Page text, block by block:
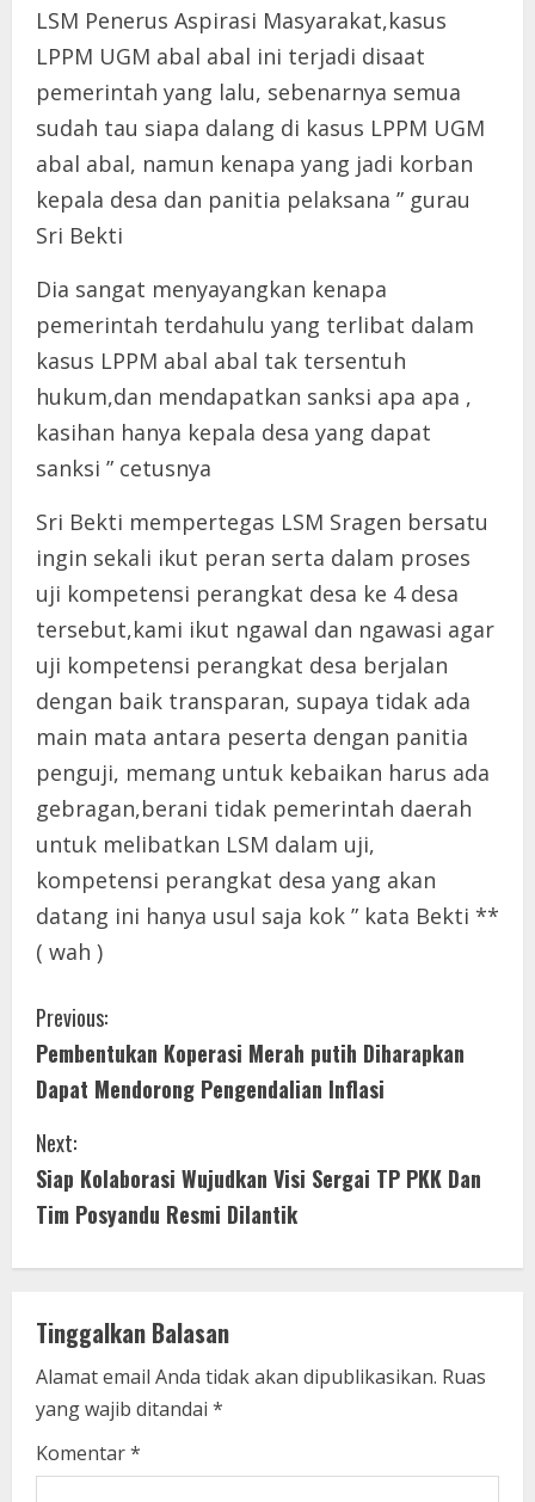
LSM Penerus Aspirasi Masyarakat,kasus
LPPM UGM abal abal ini terjadi disaat
pemerintah yang lalu, sebenarnya semua
sudah tau siapa dalang di kasus LPPM UGM
abal abal, namun kenapa yang jadi korban
kepala desa dan panitia pelaksana ” gurau
Sri Bekti
Dia sangat menyayangkan kenapa
pemerintah terdahulu yang terlibat dalam
kasus LPPM abal abal tak tersentuh
hukum,dan mendapatkan sanksi apa apa ,
kasihan hanya kepala desa yang dapat
sanksi ” cetusnya
Sri Bekti mempertegas LSM Sragen bersatu
ingin sekali ikut peran serta dalam proses
uji kompetensi perangkat desa ke 4 desa
tersebut,kami ikut ngawal dan ngawasi agar
uji kompetensi perangkat desa berjalan
dengan baik transparan, supaya tidak ada
main mata antara peserta dengan panitia
penguji, memang untuk kebaikan harus ada
gebragan,berani tidak pemerintah daerah
untuk melibatkan LSM dalam uji,
kompetensi perangkat desa yang akan
datang ini hanya usul saja kok ” kata Bekti **
( wah )
C
o
n
t
i
n
u
e
R
e
Previous:
Pembentukan Koperasi Merah putih Diharapkan
Dapat Mendorong Pengendalian Inflasi
Next:
Siap Kolaborasi Wujudkan Visi Sergai TP PKK Dan
Tim Posyandu Resmi Dilantik
Tinggalkan Balasan
Alamat email Anda tidak akan dipublikasikan. Ruas
yang wajib ditandai *
Komentar*